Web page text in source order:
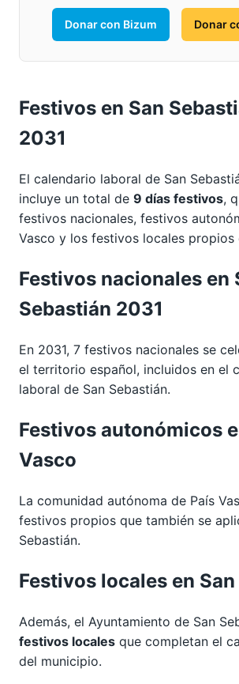
Donar con Bizum Donar
Festivos en San
2031
El calendario laboral de San
incluye un total de 9 días festivos,
festivos nacionales, festivos
Vasco y los festivos locales propios
Festivos nacionales en
Sebastián 2031
En 2031, 7 festivos nacionales se
el territorio español, incluidos en el
laboral de San Sebastián.
Festivos autonómicos
Vasco
La comunidad autónoma de País
festivos propios que también se
Sebastián.
Festivos locales en
Además, el Ayuntamiento de San
festivos locales que completan el
del municipio.